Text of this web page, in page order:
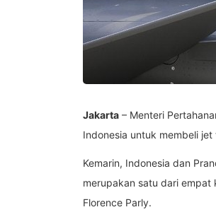
Jakarta – Menteri
Indonesia untuk membeli jet
Kemarin, Indonesia dan
merupakan satu dari empat
Florence Parly.